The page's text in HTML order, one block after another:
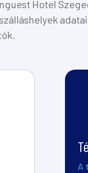
Hotel
A